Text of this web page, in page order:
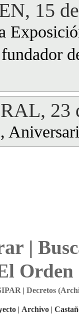
15
23
|
Orden
| Decretos
| Archivo |